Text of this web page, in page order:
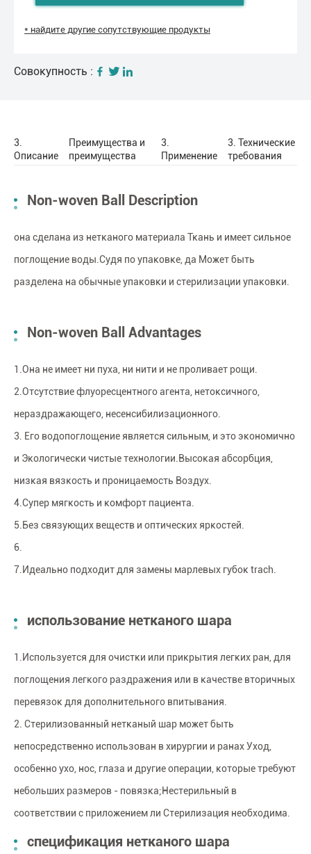
* найдите другие сопутствующие продукты
Совокупность :
3.
Описание
Преимущества и
преимущества
3.
Применение
3. Технические
требования
Non-woven Ball Description
она сделана из нетканого материала Ткань и имеет сильное
поглощение воды.Судя по упаковке, да Может быть
разделена на обычные упаковки и стерилизации упаковки.
Non-woven Ball Advantages
1.Она не имеет ни пуха, ни нити и не проливает рощи.
2.Отсутствие флуоресцентного агента, нетоксичного,
нераздражающего, несенсибилизационного.
3. Его водопоглощение является сильным, и это экономично
и Экологически чистые технологии.Высокая абсорбция,
низкая вязкость и проницаемость Воздух.
4.Супер мягкость и комфорт пациента.
5.Без связующих веществ и оптических яркостей.
6.
7.Идеально подходит для замены марлевых губок trach.
использование нетканого шара
1.Используется для очистки или прикрытия легких ран, для
поглощения легкого раздражения или в качестве вторичных
перевязок для дополнительного впитывания.
2. Стерилизованный нетканый шар может быть
непосредственно использован в хирургии и ранах Уход,
особенно ухо, нос, глаза и другие операции, которые требуют
небольших размеров - повязка;Нестерильный в
соответствии с приложением ли Стерилизация необходима.
спецификация нетканого шара